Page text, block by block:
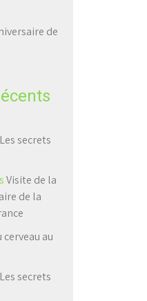
de
Les secrets
Visite de la
de la
cerveau au
Les secrets